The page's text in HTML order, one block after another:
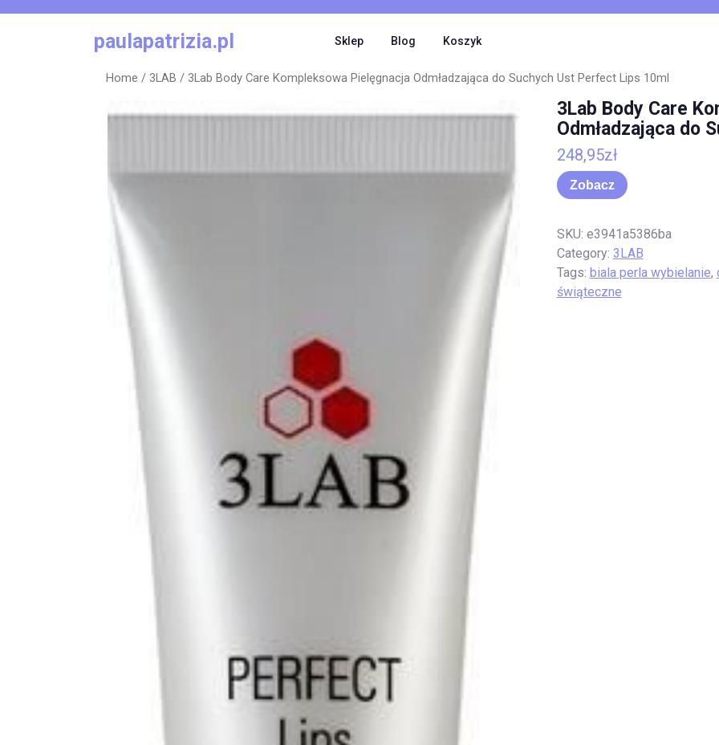
paulapatrizia.pl Sklep Blog Koszyk
Home / 3LAB / 3Lab Body Care Kompleksowa Pielęgnacja Odmładzająca do Suchych Ust Perfect Lips 10ml
3Lab Body Care
Odmładzająca do
248,95zł
Zobacz
SKU: e3941a5386ba
Category: 3LAB
Tags: biala perla wybielanie,
świąteczne